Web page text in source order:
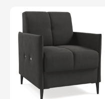
товар
несколько
вариаций.
Опции
можно
выбрать